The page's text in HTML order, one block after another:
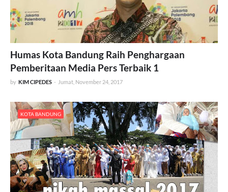
Humas Kota Bandung Raih Penghargaan
Pemberitaan Media Pers Terbaik 1
by KIM CIPEDES - Jumat, November 24, 2017
KOTA BANDUNG